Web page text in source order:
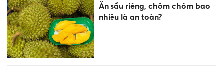
Ăn sầu riêng, chôm chôm bao
nhiêu là an toàn?